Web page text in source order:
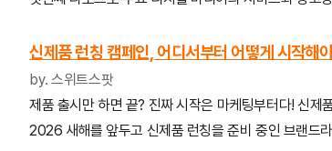
신제품 런칭 캠페인, 어디서부터 어떻게 시작해
by. 스위트스팟
제품 출시만 하면 끝? 진짜 시작은 마케팅부터다!신제
2026 새해를 앞두고 신제품 런칭을 준비 중인 브랜드